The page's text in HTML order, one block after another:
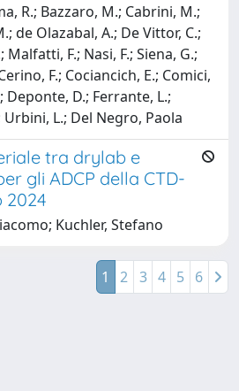
R.; Bazzaro, M.; Cabrini, M.;
de Olazabal, A.; De Vittor, C.;
F.; Nasi, F.; Siena, G.;
F.; Cociancich, E.; Comici,
Deponte, D.; Ferrante, L.;
Urbini, L.; Del Negro, Paola
tra drylab e
gli ADCP della CTD-
2024
Kuchler, Stefano
1 2 3 4 5 6